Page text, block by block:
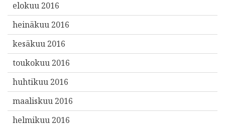
elokuu 2016
heinäkuu 2016
kesäkuu 2016
toukokuu 2016
huhtikuu 2016
maaliskuu 2016
helmikuu 2016